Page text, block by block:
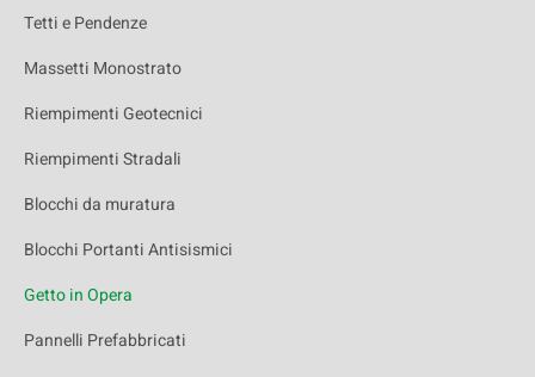
Tetti e Pendenze
Massetti Monostrato
Riempimenti Geotecnici
Riempimenti Stradali
Blocchi da muratura
Blocchi Portanti Antisismici
Getto in Opera
Pannelli Prefabbricati